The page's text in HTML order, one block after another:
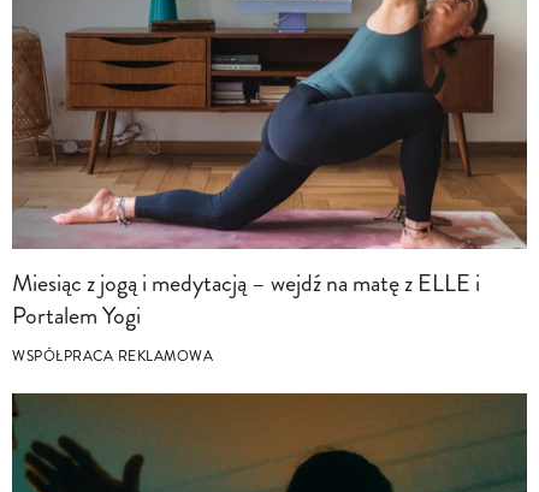
Miesiąc z jogą i medytacją – wejdź na matę z ELLE i
Portalem Yogi
WSPÓŁPRACA REKLAMOWA